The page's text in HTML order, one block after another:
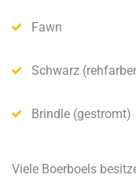
Fawn
Schwarz
Brindle (gestromt)
Viele Boerboels